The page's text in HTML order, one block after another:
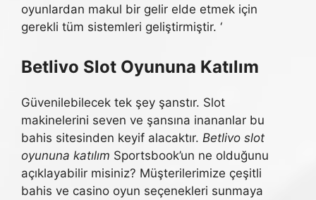
oyunlardan makul bir gelir elde etmek için
gerekli tüm sistemleri geliştirmiştir. ‘
Betlivo Slot Oyununa Katılım
Güvenilebilecek tek şey şanstır. Slot
makinelerini seven ve şansına inananlar bu
bahis sitesinden keyif alacaktır. Betlivo slot
oyununa katılım Sportsbook’un ne olduğunu
açıklayabilir misiniz? Müşterilerimize çeşitli
bahis ve casino oyun seçenekleri sunmaya